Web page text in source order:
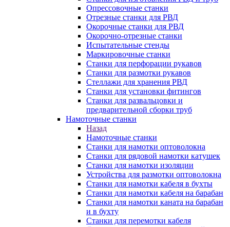
Опрессовочные станки
Отрезные станки для РВД
Окорочные станки для РВД
Окорочно-отрезные станки
Испытательные стенды
Маркировочные станки
Станки для перфорации рукавов
Станки для размотки рукавов
Стеллажи для хранения РВД
Станки для установки фитингов
Станки для развальцовки и
предварительной сборки труб
Намоточные станки
Назад
Намоточные станки
Станки для намотки оптоволокна
Станки для рядовой намотки катушек
Станки для намотки изоляции
Устройства для размотки оптоволокна
Станки для намотки кабеля в бухты
Станки для намотки кабеля на барабан
Станки для намотки каната на барабан
и в бухту
Станки для перемотки кабеля